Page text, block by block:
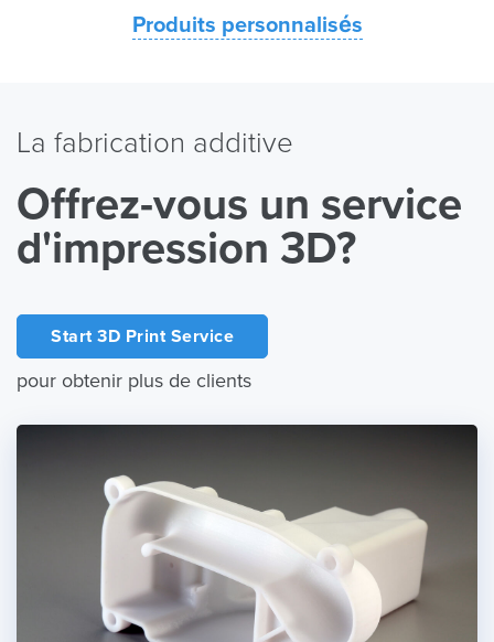
Produits personnalisés
La fabrication additive
Offrez-vous un service
d'impression 3D?
Start 3D Print Service
pour obtenir plus de clients